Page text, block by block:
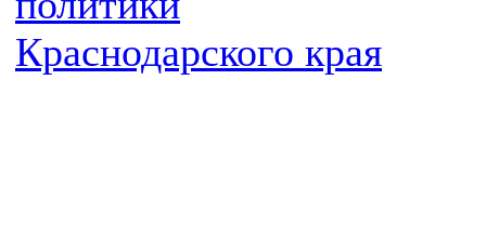
Краснодарского края